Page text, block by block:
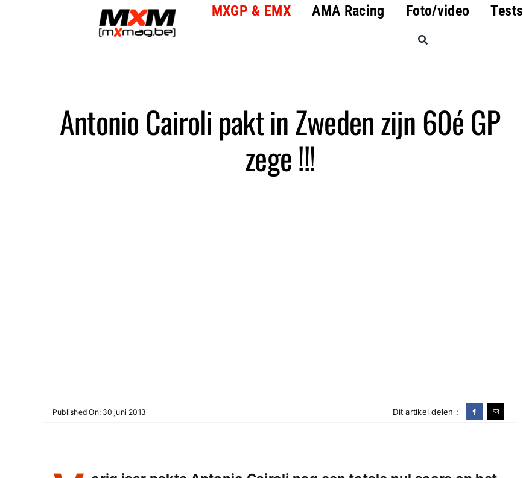
MXGP & EMX AMA Racing Foto/video Tests
Antonio Cairoli pakt in Zweden zijn 60é GP
zege !!!
Published On: 30 juni 2013 Dit artikel delen :